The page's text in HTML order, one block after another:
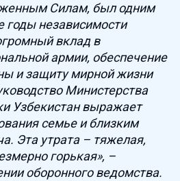
Силам, был одним
годы независимости
вклад в
армии, обеспечение
и защиту мирной жизни
Министерства
Узбекистан выражает
семье и близким
Эта утрата – тяжелая,
горькая», –
оборонного ведомства.